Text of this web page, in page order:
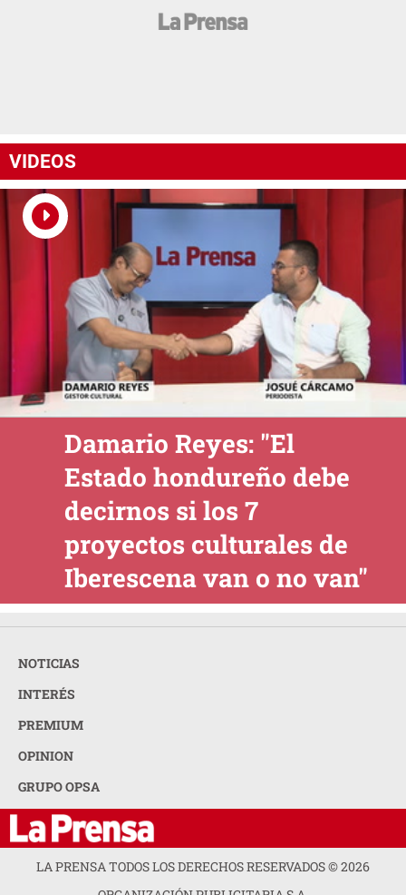
VIDEOS
Damario Reyes: "El
Estado hondureño debe
decirnos si los 7
proyectos culturales de
Iberescena van o no van"
NOTICIAS
INTERÉS
PREMIUM
OPINION
GRUPO OPSA
LA PRENSA TODOS LOS DERECHOS RESERVADOS ©2026